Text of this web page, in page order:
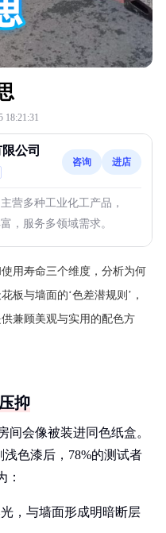
18:21:31
公司
咨询 进店
营多种工业化工产品，
，服务多领域需求。
用寿命三个维度，分析为何
板与墙面的‘色差潜规则’，
兼顾美观与实用的配色方
抑
间会像被装进同色纸盒。
色漆后，78%的测试者
：
，与墙面形成明暗断层